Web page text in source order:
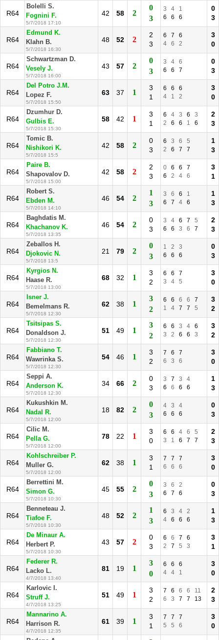
R64
Bolelli S.
Fognini F.
5/7/2018 17:10
42 58 2
0
3
3 4
1
6
6 6
0
3
R64
Edmund K.
Klahn B.
5/7/2018 16:30
48 52 2
2
3
6 7
6
4
6 2
3
0
R64
Schwartzman D.
Vesely J.
5/7/2018 16:00
43 57 2
0
3
3 4
6
6
6 7
0
3
R64
Del Potro J.M.
Lopez F.
5/7/2018 15:50
63 37 1
3
1
6 6
6
4
1 2
3
0
R64
Dzumhur D.
Gulbis E.
5/7/2018 15:30
58 42 1
3
1
6 4 3 6
3
2
6 6 1 6
2
3
R64
Tomic B.
Nishikori K.
5/7/2018 15:5
42 58 2
0
3
6 3 6
5
2
6 7 7
1
3
R64
Paire B.
Shapovalov D.
5/7/2018 15:00
42 58 2
2
3
0 6 6
7
6
2 4 6
3
1
R64
Robert S.
Ebden M.
5/7/2018 14:10
46 54 2
1
3
3 6 6
1
6
7 4 6
1
3
R64
Baghdatis M.
Khachanov K.
5/7/2018 13:35
46 54 2
0
3
3 4 6 7
5
6
6 3 6 7
2
3
R64
Zeballos H.
Djokovic N.
5/7/2018 13:5
21 79 2
0
3
1 2
3
6
6 6
0
3
R64
Kyrgios N.
Haase R.
5/7/2018 13:00
68 32 1
3
2
6 6
7
3
4 5
3
0
R64
Isner J.
Bemelmans R.
5/7/2018 12:30
62 38 1
3
2
6 6 6 6
7
1
4 7 7 5
3
2
R64
Tsitsipas S.
Donaldson J.
5/7/2018 12:30
51 49 1
3
2
6 6 3 4
6
3
2 6 6 3
3
2
R64
Fabbiano T.
Wawrinka S.
5/7/2018 12:30
54 46 1
3
2
7 6
7
6
3 6
3
0
R64
Seppi A.
Anderson K.
5/7/2018 12:30
34 66 2
0
3
3 7 3
4
6
6 6 6
1
3
R64
Kukushkin M.
Nadal R.
5/7/2018 12:00
18 82 2
0
3
4 3
4
6
6 6
0
3
R64
Cilic M.
Pella G.
5/7/2018 12:00
78 22 1
3
0
6 6 4 6
5
3
1 6 7 7
2
3
R64
Kohlschreiber P.
Muller G.
5/7/2018 12:00
62 38 1
3
1
7 7
7
6
6 6
3
0
R64
Berrettini M.
Simon G.
5/7/2018 10:30
45 55 2
0
3
3 6
2
6
7 6
0
3
R64
Benneteau J.
Tiafoe F.
5/7/2018 10:30
48 52 2
1
3
6 3 4
2
4
6 6 6
1
3
R64
De Minaur A.
Herbert P.
5/7/2018 10:30
43 57 2
0
3
6 6 7
6
2
7 5 3
3
1
R64
Federer R.
Lacko L.
4/7/2018 13:40
81 19 1
3
0
6 6
6
4
4 1
3
0
R64
Karlovic I.
Struff J.
4/7/2018 13:25
51 49 1
3
2
7 6 6 6
11
6
3 7 7 13
2
3
R64
Mannarino A.
Harrison R.
4/7/2018 12:35
61 39 1
3
1
7 7
7
5
5 6
3
0